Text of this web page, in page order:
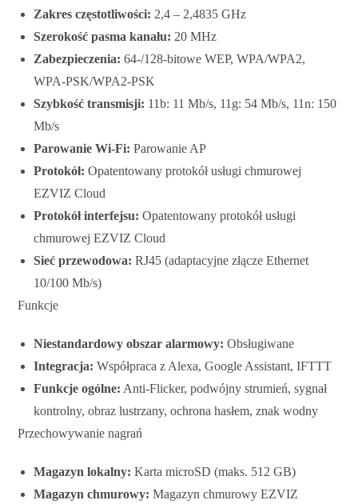
Zakres częstotliwości: 2,4 – 2,4835 GHz
Szerokość pasma kanału: 20 MHz
Zabezpieczenia: 64-/128-bitowe WEP, WPA/WPA2,
WPA-PSK/WPA2-PSK
Szybkość transmisji: 11b: 11 Mb/s, 11g: 54 Mb/s, 11n: 150
Mb/s
Parowanie Wi-Fi: Parowanie AP
Protokół: Opatentowany protokół usługi chmurowej
EZVIZ Cloud
Protokół interfejsu: Opatentowany protokół usługi
chmurowej EZVIZ Cloud
Sieć przewodowa: RJ45 (adaptacyjne złącze Ethernet
10/100 Mb/s)
Funkcje
Niestandardowy obszar alarmowy: Obsługiwane
Integracja: Współpraca z Alexa, Google Assistant, IFTTT
Funkcje ogólne: Anti-Flicker, podwójny strumień, sygnał
kontrolny, obraz lustrzany, ochrona hasłem, znak wodny
Przechowywanie nagrań
Magazyn lokalny: Karta microSD (maks. 512 GB)
Magazyn chmurowy: Magazyn chmurowy EZVIZ